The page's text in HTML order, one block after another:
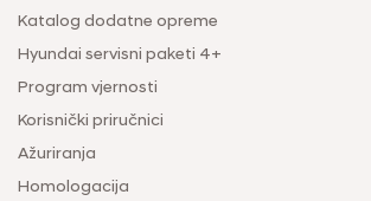
Katalog dodatne opreme
Hyundai servisni paketi 4+
Program vjernosti
Korisnički priručnici
Ažuriranja
Homologacija